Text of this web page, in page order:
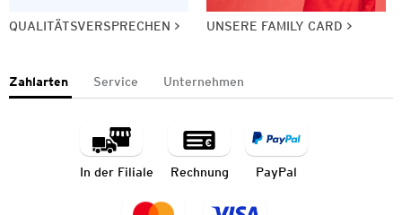
QUALITÄTSVERSPRECHEN UNSERE FAMILY CARD
Zahlarten Service Unternehmen
In der Filiale Rechnung PayPal